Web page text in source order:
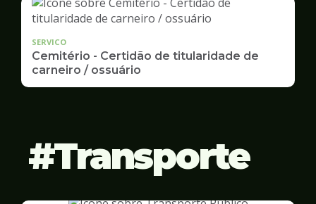
SERVICO
Cemitério - Certidão de titularidade de
carneiro / ossuário
Transporte